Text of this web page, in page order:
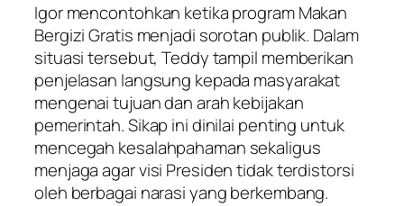
Igor mencontohkan ketika program Makan
Bergizi Gratis menjadi sorotan publik. Dalam
situasi tersebut, Teddy tampil memberikan
penjelasan langsung kepada masyarakat
mengenai tujuan dan arah kebijakan
pemerintah. Sikap ini dinilai penting untuk
mencegah kesalahpahaman sekaligus
menjaga agar visi Presiden tidak terdistorsi
oleh berbagai narasi yang berkembang.